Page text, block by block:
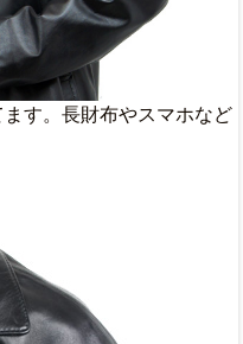
す。長財布やスマホなど